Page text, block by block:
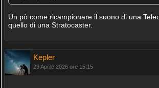
Un pò come ricampionare il suono di una
quello di una Stratocaster.
Kepler
29 Aprile 2026 ore 15:15